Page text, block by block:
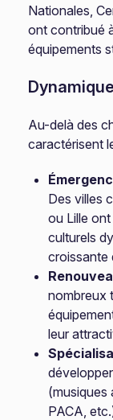
Nationales,
ont contribué
équipements
Au-delà des
caractérisent
Des villes
ou Lille
culturels
croissante
nombreux
leur
(musiques
PACA,